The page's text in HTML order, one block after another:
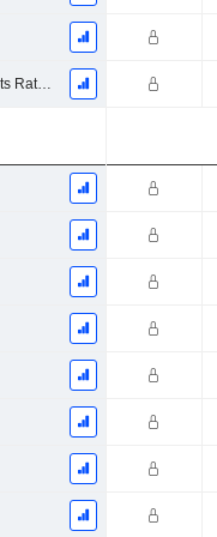
American Depositary Receipts Ratio (ADR)